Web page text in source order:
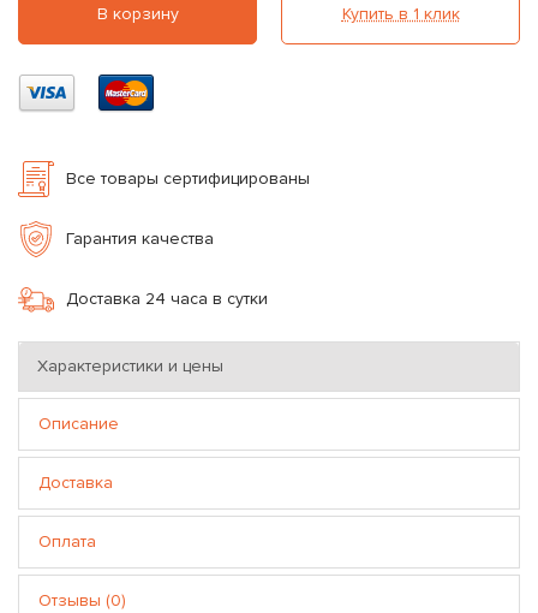
В корзину Купить в 1 клик
Все товары сертифицированы
Гарантия качества
Доставка 24 часа в сутки
Характеристики и цены
Описание
Доставка
Оплата
Отзывы (0)